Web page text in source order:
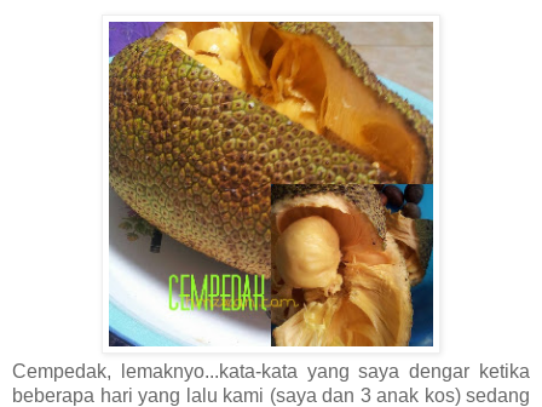
Cempedak, lemaknyo...kata-kata yang saya dengar ketika
beberapa hari yang lalu kami (saya dan 3 anak kos) sedang